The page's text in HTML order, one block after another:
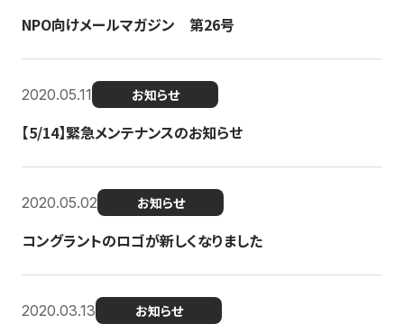
NPO向けメールマガジン 第26号
2020.05.11 お知らせ
【5/14】緊急メンテナンスのお知らせ
2020.05.02 お知らせ
コングラントのロゴが新しくなりました
2020.03.13 お知らせ